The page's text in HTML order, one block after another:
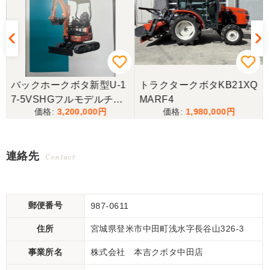
バックホークボタ新型U-1
7-5VSHGフルモデルチェ
3,200,000
トラクタークボタKB21XQ
MARF4
1,980,000
連絡先 Contact
郵便番号 987-0611
住所 宮城県登米市中田町浅水字長谷山326-3
事業所名 株式会社 本吉クボタ中田店